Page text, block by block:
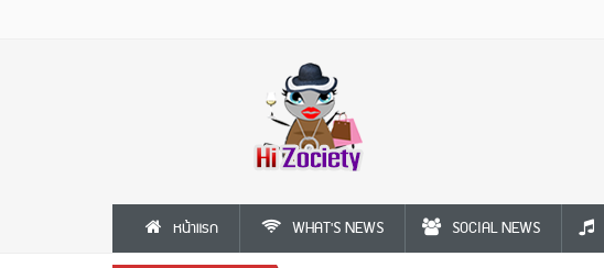
หน้าแรก WHAT'S NEWS SOCIAL NEWS